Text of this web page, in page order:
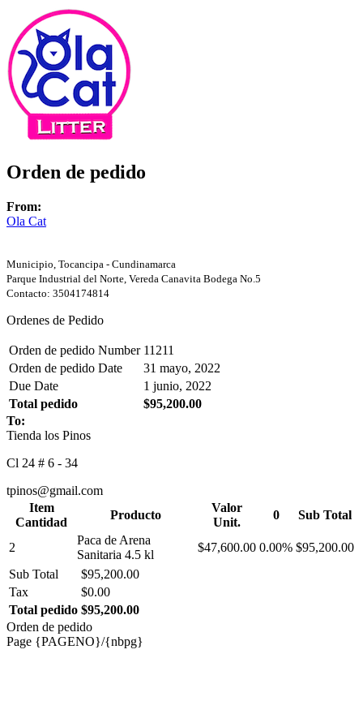
Orden de pedido
From:
Ola Cat
Municipio, Tocancipa - Cundinamarca
Parque Industrial del Norte, Vereda Canavita Bodega No.5
Contacto: 3504174814
Ordenes de Pedido
Orden de pedido Number 11211
Orden de pedido Date
31 mayo, 2022
Due Date
1 junio, 2022
Total pedido
$95,200.00
To:
Tienda los Pinos
Cl 24 # 6 - 34
tpinos@gmail.com
Item
Cantidad
Producto
Valor
Unit.
0 Sub Total
2
Paca de Arena
Sanitaria 4.5 kl
$47,600.00 0.00% $95,200.00
Sub Total
$95,200.00
Tax
$0.00
Total pedido $95,200.00
Orden de pedido
Page {PAGENO}/{nbpg}